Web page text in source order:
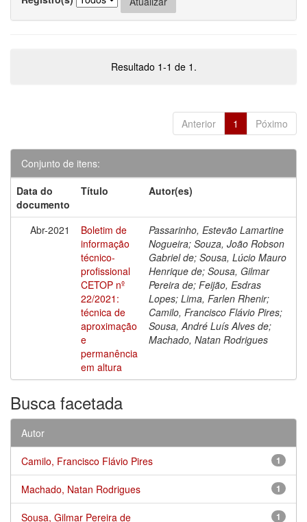
Resultado 1-1 de 1.
Anterior 1 Póximo
Conjunto de itens:
Data do
documento
Título Autor(es)
Abr-2021
Boletim de
informação
técnico-
profissional
CETOP nº
22/2021:
técnica de
aproximação
e
permanência
em altura
Passarinho, Estevão Lamartine
Nogueira; Souza, João Robson
Gabriel de; Sousa, Lúcio Mauro
Henrique de; Sousa, Gilmar
Pereira de; Feijão, Esdras
Lopes; Lima, Farlen Rhenir;
Camilo, Francisco Flávio Pires;
Sousa, André Luís Alves de;
Machado, Natan Rodrigues
Busca facetada
Autor
1
Camilo, Francisco Flávio Pires
1
Machado, Natan Rodrigues
1
Sousa, Gilmar Pereira de